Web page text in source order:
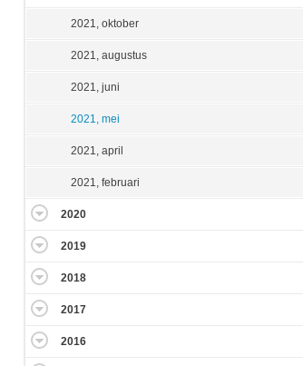
2021, oktober
2021, augustus
2021, juni
2021, mei
2021, april
2021, februari
2020
2019
2018
2017
2016